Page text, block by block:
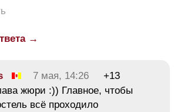
→
7 мая, 14:26
+13
жюри :)) Главное, чтобы
всё проходило